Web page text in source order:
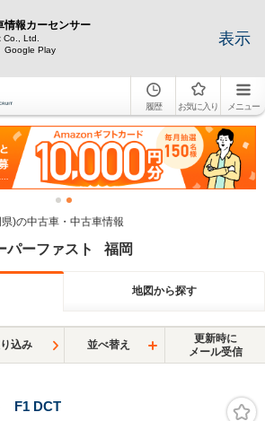
情報カーセンサー
Co., Ltd.
Google Play
表示
履歴 お気に入り メニュー
)の中古車・中古車情報
パーファスト 福岡
地図から探す
込み 並べ替え
更新時に
メール受信
F1 DCT